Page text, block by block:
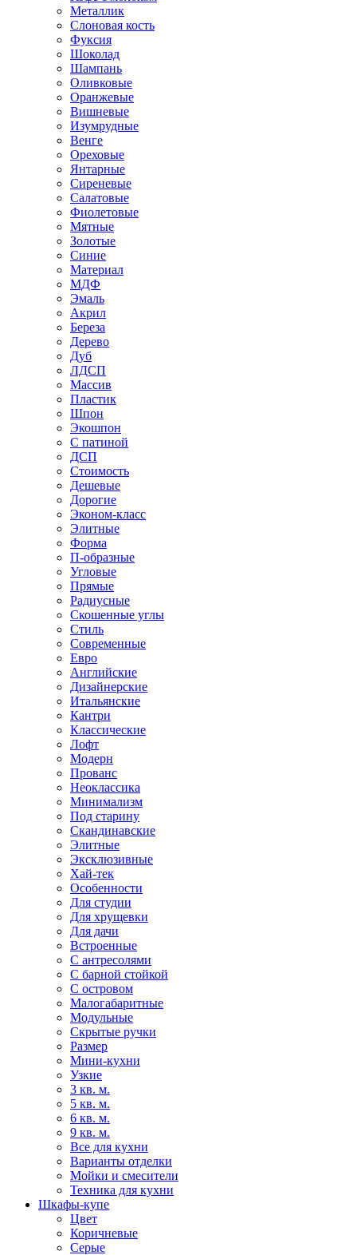
Металлик
Слоновая кость
Фуксия
Шоколад
Шампань
Оливковые
Оранжевые
Вишневые
Изумрудные
Венге
Ореховые
Янтарные
Сиреневые
Салатовые
Фиолетовые
Мятные
Золотые
Синие
Материал
МДФ
Эмаль
Акрил
Береза
Дерево
Дуб
ЛДСП
Массив
Пластик
Шпон
Экошпон
С патиной
ДСП
Стоимость
Дешевые
Дорогие
Эконом-класс
Элитные
Форма
П-образные
Угловые
Прямые
Радиусные
Скошенные углы
Стиль
Современные
Евро
Английские
Дизайнерские
Итальянские
Кантри
Классические
Лофт
Модерн
Прованс
Неоклассика
Минимализм
Под старину
Скандинавские
Элитные
Эксклюзивные
Хай-тек
Особенности
Для студии
Для хрущевки
Для дачи
Встроенные
С антресолями
С барной стойкой
С островом
Малогабаритные
Модульные
Скрытые ручки
Размер
Мини-кухни
Узкие
3 кв. м.
5 кв. м.
6 кв. м.
9 кв. м.
Все для кухни
Варианты отделки
Мойки и смесители
Техника для кухни
Шкафы-купе
Цвет
Коричневые
Серые